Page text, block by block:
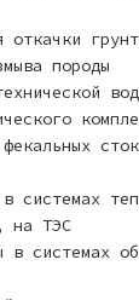
откачки
породы
системах
на ТЭС
в системах